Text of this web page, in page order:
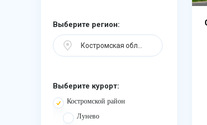
Выберите регион:
Костромская область
Выберите курорт:
Костромской район
Лунево